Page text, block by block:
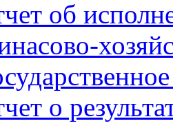
об
о